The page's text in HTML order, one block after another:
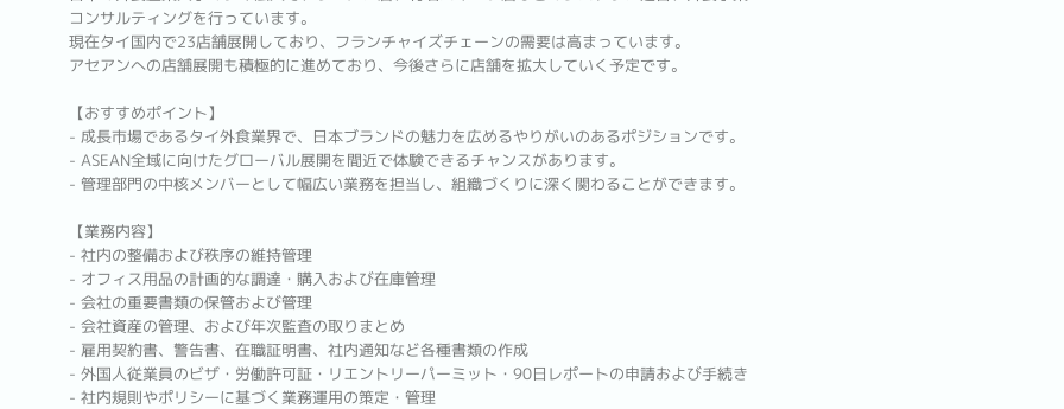
コンサルティングを行っています。
現在タイ国内で23店舗展開しており、フランチャイズチェーンの需要は高まっています。
アセアンへの店舗展開も積極的に進めており、今後さらに店舗を拡大していく予定です。
【おすすめポイント】
- 成長市場であるタイ外食業界で、日本ブランドの魅力を広めるやりがいのあるポジションです。
- ASEAN全域に向けたグローバル展開を間近で体験できるチャンスがあります。
- 管理部門の中核メンバーとして幅広い業務を担当し、組織づくりに深く関わることができます。
【業務内容】
- 社内の整備および秩序の維持管理
- オフィス用品の計画的な調達・購入および在庫管理
- 会社の重要書類の保管および管理
- 会社資産の管理、および年次監査の取りまとめ
- 雇用契約書、警告書、在職証明書、社内通知など各種書類の作成
- 外国人従業員のビザ・労働許可証・リエントリーパーミット・90日レポートの申請および手続き
- 社内規則やポリシーに基づく業務運用の策定・管理